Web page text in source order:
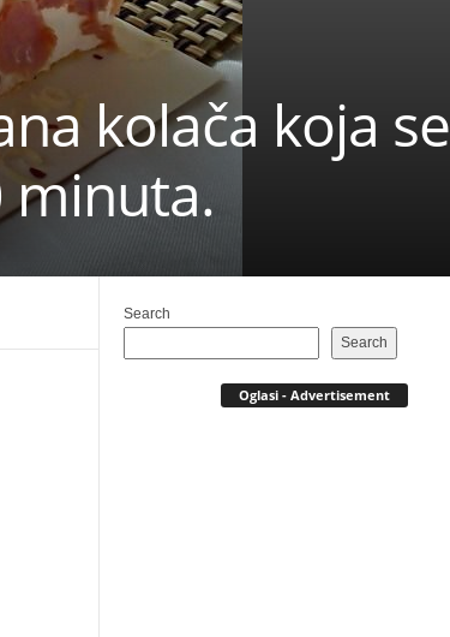
kolača koja se
Search
Search
Oglasi - Advertisement